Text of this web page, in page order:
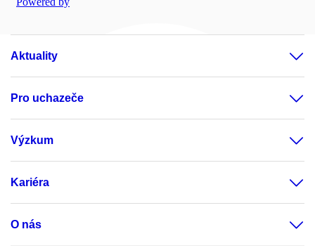
Aktuality
Pro uchazeče
Výzkum
Kariéra
O nás